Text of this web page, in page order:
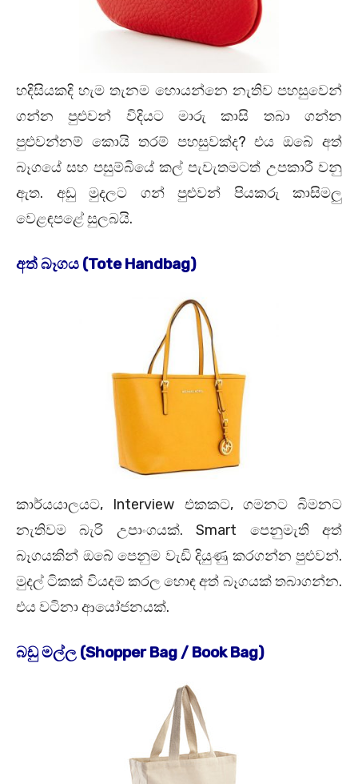
හදිසියකදි හැම තැනම හොයන්නෙ නැතිව පහසුවෙන්
ගන්න පුළුවන් විදියට මාරු කාසි තබා ගන්න
පුළුවන්නම් කොයි තරම් පහසුවක්ද? එය ඔබේ අත්
බෑගයේ සහ පසුම්බියේ කල් පැවැතමටත් උපකාරී වනු
ඇත. අඩු මුදලට ගන් පුළුවන් පියකරු කාසිමලු
වෙළඳපළේ සුලබයි.
අත් බෑගය (Tote Handbag)
කාර්යයාලයට, Interview එකකට, ගමනට බිමනට
නැතිවම බැරි උපාංගයක්. Smart පෙනුමැති අත්
බෑගයකින් ඔබේ පෙනුම වැඩි දියුණු කරගන්න පුළුවන්.
මුදල් ටිකක් වියදම් කරල හොඳ අත් බෑගයක් තබාගන්න.
එය වටිනා ආයෝජනයක්.
බඩු මල්ල (Shopper Bag / Book Bag)